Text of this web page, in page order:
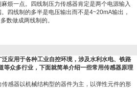
烦一点。四线制压力传感器肯定是两个电源输入
四线制的多半是电压输出而不是4~20mA输出，
数做成两线制的。
应用于各种工业自控环境，涉及水利水电、铁路
众多行业，下面就简单介绍一些常用传感器原理
感器以机械结构型的器件为主，以弹性元件的形